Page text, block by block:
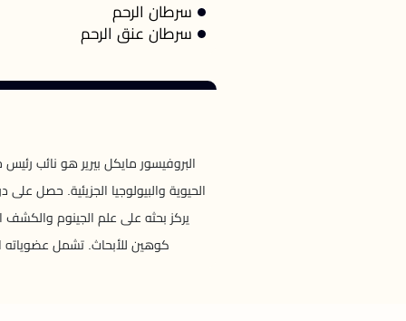
سرطان الرحم
سرطان عنق الرحم
البروفيسور مايكل بيرير هو نائب
الحيوية والبيولوجيا الجزيئية. حصل على
يركز بحثه على علم الجينوم والكشف
كوهين للأبحاث. تشمل عضوياته